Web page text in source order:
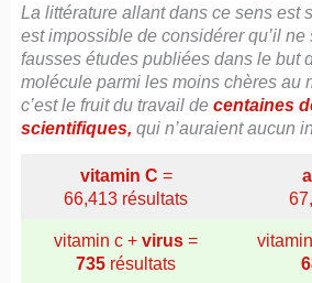
La littérature allant dans ce sens est
est impossible de considérer qu’il ne
fausses études publiées dans le but
molécule parmi les moins chères au
c’est le fruit du travail de centaines
scientifiques, qui n’auraient aucun
vitamin C =
66,413 résultats
vitamin c + virus =
735 résultats